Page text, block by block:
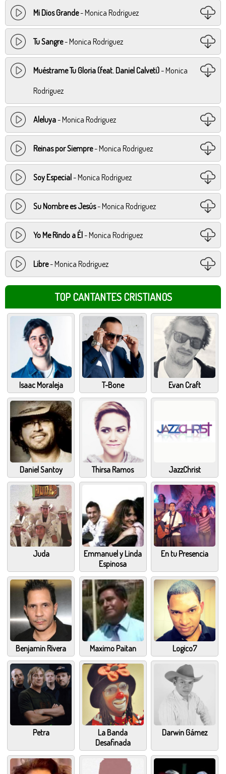
Mi Dios Grande- Monica Rodriguez
Tu Sangre- Monica Rodriguez
Muéstrame Tu Gloria (feat. Daniel Calveti)- Monica
Rodriguez
Aleluya- Monica Rodriguez
Reinas por Siempre- Monica Rodriguez
Soy Especial- Monica Rodriguez
Su Nombre es Jesús- Monica Rodriguez
Yo Me Rindo a Él- Monica Rodriguez
Libre- Monica Rodriguez
TOP CANTANTES CRISTIANOS
Isaac Moraleja T-Bone Evan Craft
Daniel Santoy Thirsa Ramos JazzChrist
Juda
Emmanuel y Linda
Espinosa
En tu Presencia
Benjamin Rivera Maximo Paitan Logico7
Petra
La Banda
Desafinada
Darwin Gámez